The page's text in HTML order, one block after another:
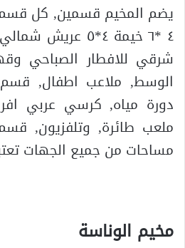
يضم المخيم قسمين, كل
٤ *٦ خيمة ٤*٥
شرقي للافطار الصباحي
الوسط, ملاعب اطفال,
دورة مياه, كرسي عربي
ملعب طائرة, وتلفزيون,
مساحات من جميع الجهات
مخيم الوناسة